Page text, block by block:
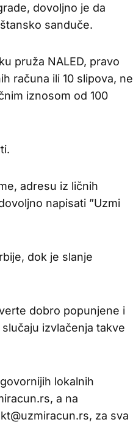
dovoljno je da
sanduče.
pruža NALED, pravo
računa ili 10 slipova, ne
iznosom od 100
adresu iz ličnih
napisati ”Uzmi
dok je slanje
dobro popunjene i
izvlačenja takve
lokalnih
a na
za sva